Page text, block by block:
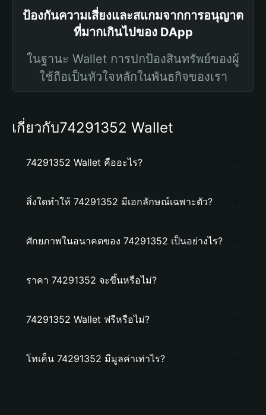
ป้องกันความเสี่ยงและสแกมจากการอนุญาต
ที่มากเกินไปของ DApp
ในฐานะ Wallet การปกป้องสินทรัพย์ของผู้
ใช้ถือเป็นหัวใจหลักในพันธกิจของเรา
เกี่ยวกับ74291352 Wallet
74291352 Wallet คืออะไร?
สิ่งใดทำให้ 74291352 มีเอกลักษณ์เฉพาะตัว?
ศักยภาพในอนาคตของ 74291352 เป็นอย่างไร?
ราคา 74291352 จะขึ้นหรือไม่?
74291352 Wallet ฟรีหรือไม่?
โทเค็น 74291352 มีมูลค่าเท่าไร?